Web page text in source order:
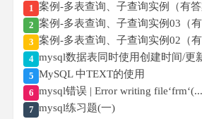
1 案例-多表查询、子查询实例（有答
2 案例-多表查询、子查询实例03（有
3 案例-多表查询、子查询实例02（有
4 mysql数据表同时使用创建时间/更
5 MySQL 中TEXT的使用
6 mysql错误 | Error writing file‘frm‘(...
7 mysql练习题(一)